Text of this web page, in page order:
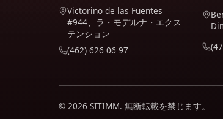
Victorino de las Fuentes
#944、ラ・モデルナ・エクス
テンション
(462) 626 06 97
© 2026 SITIMM. 無断転載を禁じます。